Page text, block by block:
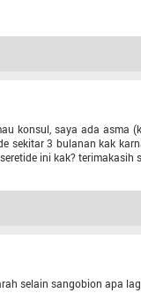
konsul, saya ada asma
sekitar 3 bulanan kak
ini kak? terimakasih
selain sangobion apa